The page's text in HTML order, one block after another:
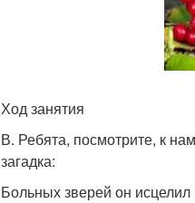
Ход занятия
В. Ребята, посмотрите, к
загадка:
Больных зверей он исцелил